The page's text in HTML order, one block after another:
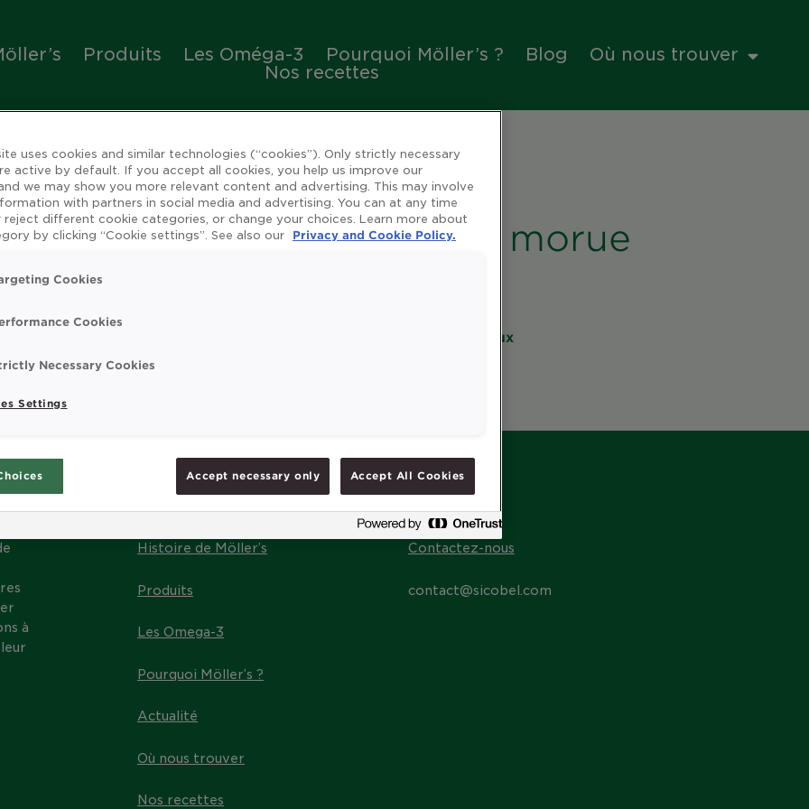
Produits Les Oméga-3 Pourquoi Möller’s ? Blog
Où nous trouver
Nos recettes
de l'huile de foie de morue
Vitamines et minéraux
à
MENU
Histoire de Möller’s
Produits
Les Omega-3
Pourquoi Möller’s ?
Actualité
Où nous trouver
Nos recettes
CONTACT
Contactez-nous
contact@sicobel.com
uses cookies and similar technologies (“cookies”). Only strictly necessary
active by default. If you accept all cookies, you help us improve our
we may show you more relevant content and advertising. This may involve
with partners in social media and advertising. You can at any time
reject different cookie categories, or change your choices. Learn more about
by clicking “Cookie settings”. See also our
Privacy and Cookie Policy.
Cookies
Cookies
Necessary Cookies
Settings
Accept necessary only Accept All Cookies